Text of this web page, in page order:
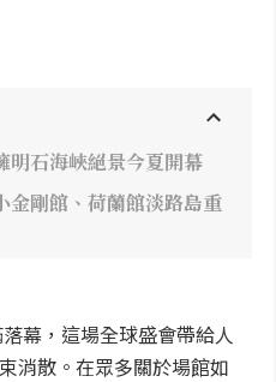
明石海峽絕景今夏開幕
金剛館、荷蘭館淡路島重
幕，這場全球盛會帶給人
消散。在眾多關於場館如